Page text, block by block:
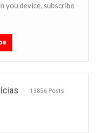
you device, subscribe
13856 Posts